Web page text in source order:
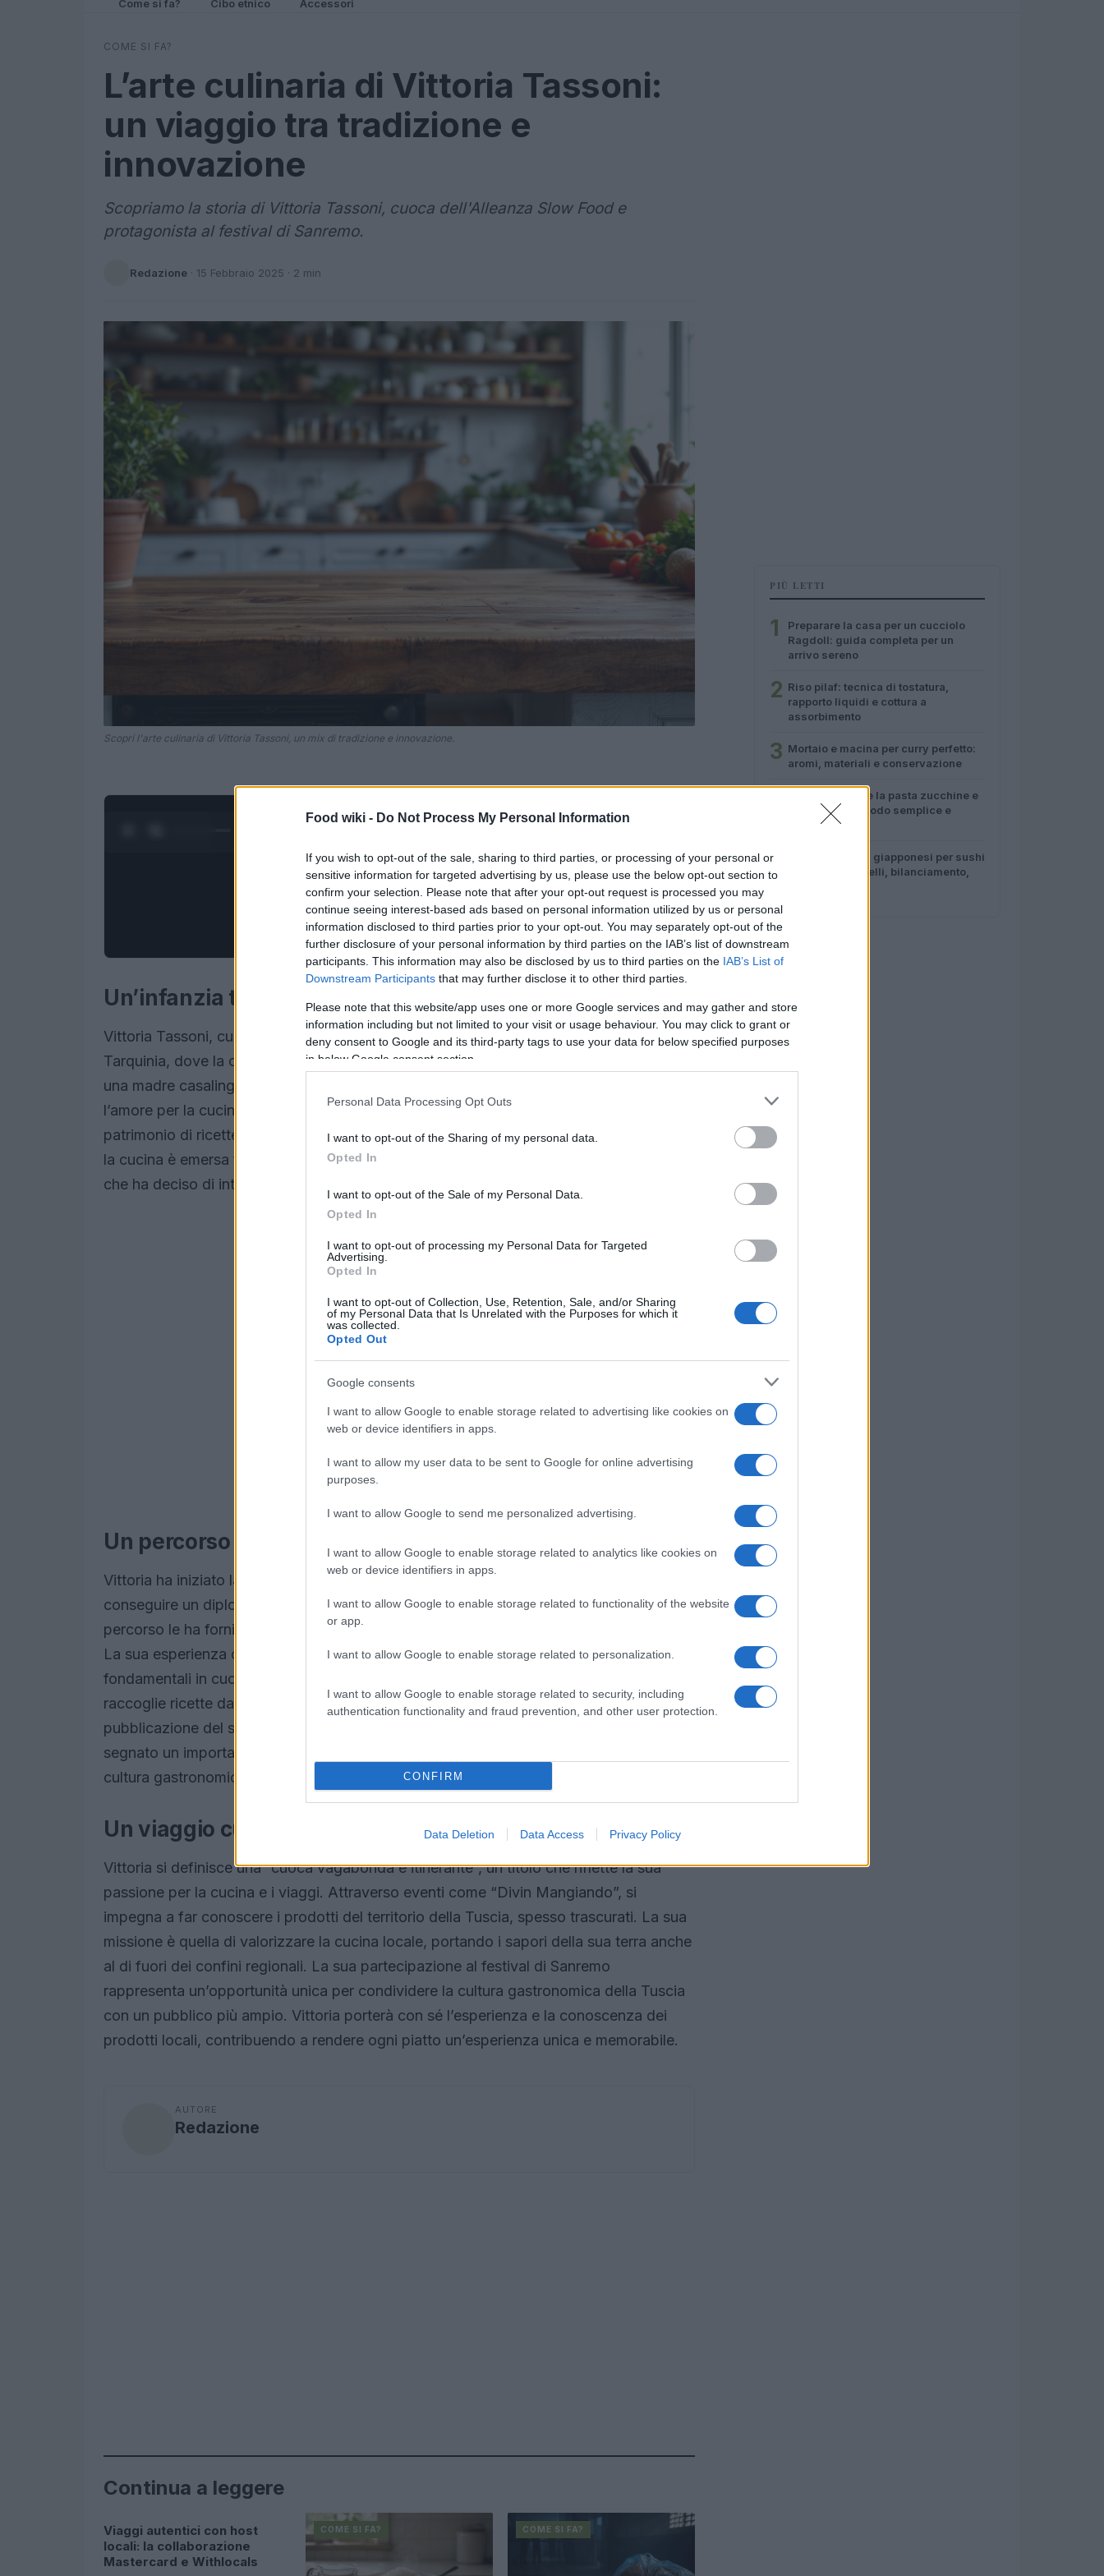
Food wiki - Do Not Process My Personal Information
If you wish to opt-out of the sale, sharing to third parties, or processing of your personal or
sensitive information for targeted advertising by us, please use the below opt-out section to
confirm your selection. Please note that after your opt-out request is processed you may
continue seeing interest-based ads based on personal information utilized by us or personal
information disclosed to third parties prior to your opt-out. You may separately opt-out of the
further disclosure of your personal information by third parties on the IAB’s list of downstream
participants. This information may also be disclosed by us to third parties on the IAB’s List of
Downstream Participants that may further disclose it to other third parties.
Please note that this website/app uses one or more Google services and may gather and store
information including but not limited to your visit or usage behaviour. You may click to grant or
deny consent to Google and its third-party tags to use your data for below specified purposes
in below Google consent section.
Personal Data Processing Opt Outs
I want to opt-out of the Sharing of my personal data.
Opted In
I want to opt-out of the Sale of my Personal Data.
Opted In
I want to opt-out of processing my Personal Data for Targeted
Advertising.
Opted In
I want to opt-out of Collection, Use, Retention, Sale, and/or Sharing
of my Personal Data that Is Unrelated with the Purposes for which it
was collected.
Opted Out
Google consents
I want to allow Google to enable storage related to advertising like cookies on
web or device identifiers in apps.
I want to allow my user data to be sent to Google for online advertising
purposes.
I want to allow Google to send me personalized advertising.
I want to allow Google to enable storage related to analytics like cookies on
web or device identifiers in apps.
I want to allow Google to enable storage related to functionality of the website
or app.
I want to allow Google to enable storage related to personalization.
I want to allow Google to enable storage related to security, including
authentication functionality and fraud prevention, and other user protection.
CONFIRM
Data Deletion Data Access Privacy Policy
Come si fa? Cibo etnico Accessori
COME SI FA?
L’arte culinaria di Vittoria Tassoni:
un viaggio tra tradizione e
innovazione
Scopriamo la storia di Vittoria Tassoni, cuoca dell'Alleanza Slow Food e
protagonista al festival di Sanremo.
Redazione · 15 Febbraio 2025 · 2 min
Scopri l'arte culinaria di Vittoria Tassoni, un mix di tradizione e innovazione.
Un’infanzia tra sapori e tradizioni
Vittoria Tassoni, cuoca dell’Alleanza Slow Food, ha trascorso la sua infanzia a
Tarquinia, dove la cucina era un affare di famiglia. Cresciuta con un padre ferroviere e
una madre casalinga, la vera maestra culinaria è stata la nonna, che ha instillato in lei
l’amore per la cucina. La nonna, pur essendo analfabeta, ha trasmesso a Vittoria un
patrimonio di ricette che oggi rappresentano una memoria storica. La sua passione per
la cucina è emersa fin da giovane, ma è stata solo dopo aver incontrato Anna Moroni
che ha deciso di intraprendere un percorso formativo nel settore gastronomico.
Un percorso di formazione e crescita
Vittoria ha iniziato la sua carriera come infermiera, ma la sua ambizione l’ha portata a
conseguire un diploma alberghiero e un master in Cultura gastronomica. Questo
percorso le ha fornito le competenze necessarie per diventare una chef di successo.
La sua esperienza come infermiera le ha anche conferito abilità organizzative
fondamentali in cucina. La sua dedizione alla cucina è evidente nel modo in cui
raccoglie ricette da amici e pazienti, creando un legame tra passato e presente. La
pubblicazione del suo libro “Il Mirandò, vivere e mangiare nel borgo vecchio” ha
segnato un importante traguardo nella sua carriera, contribuendo a preservare la
cultura gastronomica della sua terra.
Un viaggio culinario tra tradizione e innovazione
Vittoria si definisce una “cuoca vagabonda e itinerante”, un titolo che riflette la sua
passione per la cucina e i viaggi. Attraverso eventi come “Divin Mangiando”, si
impegna a far conoscere i prodotti del territorio della Tuscia, spesso trascurati. La sua
missione è quella di valorizzare la cucina locale, portando i sapori della sua terra anche
al di fuori dei confini regionali. La sua partecipazione al festival di Sanremo
rappresenta un’opportunità unica per condividere la cultura gastronomica della Tuscia
con un pubblico più ampio. Vittoria porterà con sé l’esperienza e la conoscenza dei
prodotti locali, contribuendo a rendere ogni piatto un’esperienza unica e memorabile.
AUTORE
Redazione
Continua a leggere
COME SI FA?
Viaggi autentici con host
locali: la collaborazione
Mastercard e Withlocals
COME SI FA? COME SI FA?
PIÙ LETTI
1
Preparare la casa per un cucciolo
Ragdoll: guida completa per un
arrivo sereno
2 Riso pilaf: tecnica di tostatura,
rapporto liquidi e cottura a
assorbimento
3 Mortaio e macina per curry perfetto:
aromi, materiali e conservazione
Come preparare la pasta zucchine e
gamberetti in modo semplice e
veloce
5
Guida ai coltelli giapponesi per sushi
e verdure: modelli, bilanciamento,